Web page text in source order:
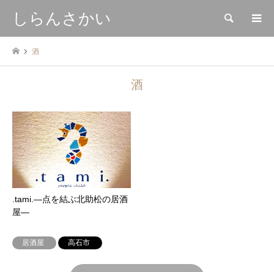
しらんさかい 検索
酒
酒
.tami.―点を結ぶ北助松の居酒
屋―
居酒屋 高石市